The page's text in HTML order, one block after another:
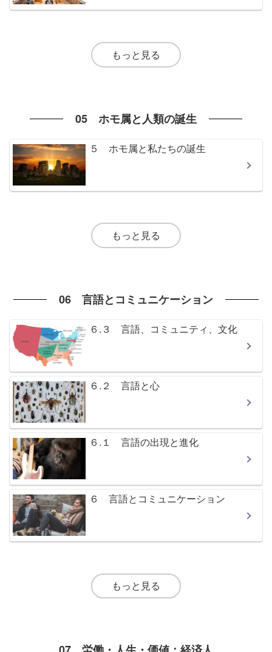
もっと見る
05 ホモ属と人類の誕生
５ ホモ属と私たちの誕生
もっと見る
06 言語とコミュニケーション
６.３ 言語、コミュニティ、文化
６.２ 言語と心
６.１ 言語の出現と進化
６ 言語とコミュニケーション
もっと見る